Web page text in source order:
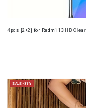
4pcs [2+2] for Redmi 13 HD
SALE -31%